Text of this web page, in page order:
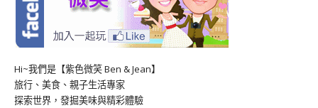
Hi~我們是【紫色微笑 Ben & Jean】
旅行、美食、親子生活專家
探索世界，發掘美味與精彩體驗